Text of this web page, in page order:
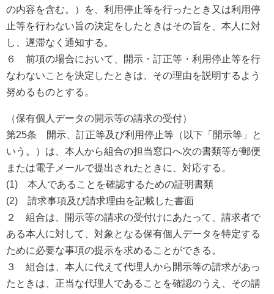
の内容を含む。）を、利用停止等を行ったとき又は利用停
止等を行わない旨の決定をしたときはその旨を、本人に対
し、遅滞なく通知する。
６ 前項の場合において、開示・訂正等・利用停止等を行
なわないことを決定したときは、その理由を説明するよう
努めるものとする。
（保有個人データの開示等の請求の受付）
第25条 開示、訂正等及び利用停止等（以下「開示等」と
いう。）は、本人から組合の担当窓口へ次の書類等が郵便
または電子メールで提出されたときに、対応する。
(1) 本人であることを確認するための証明書類
(2) 請求事項及び請求理由を記載した書面
２ 組合は、開示等の請求の受付けにあたって、請求者で
ある本人に対して、対象となる保有個人データを特定する
ために必要な事項の提示を求めることができる。
３ 組合は、本人に代えて代理人から開示等の請求があっ
たときは、正当な代理人であることを確認のうえ、その請